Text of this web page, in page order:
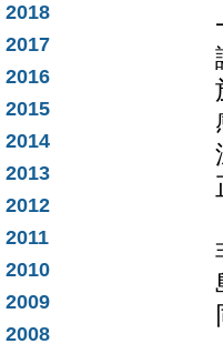
2018
2017
2016
2015
2014
2013
2012
2011
2010
2009
2008